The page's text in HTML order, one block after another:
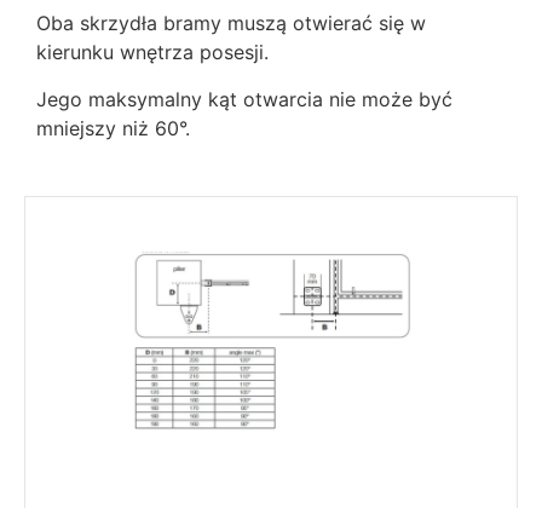
Oba skrzydła bramy muszą otwierać się w
kierunku wnętrza posesji.
Jego maksymalny kąt otwarcia nie może być
mniejszy niż 60°.